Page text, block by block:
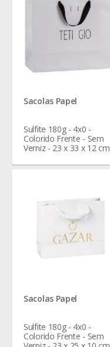
Sacolas Papel
Sulfite 180g - 4x0 -
Colorido Frente - Sem
Verniz - 23 x 33 x 12 cm
Sacolas Papel
Sulfite 180g - 4x0 -
Colorido Frente - Sem